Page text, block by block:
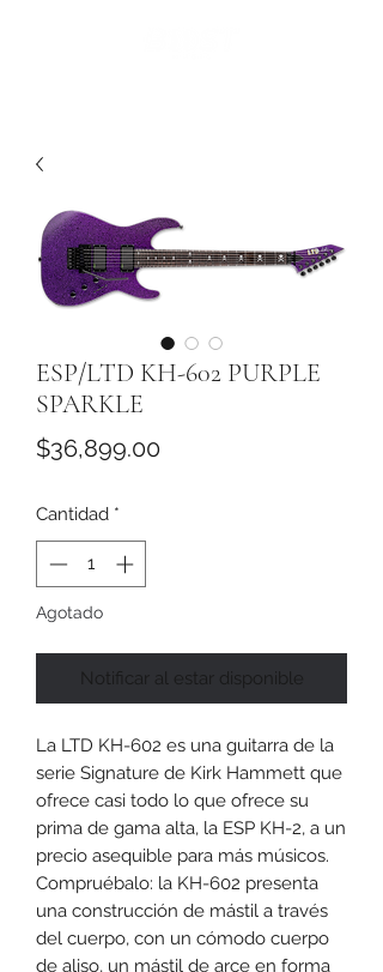
ESP/LTD KH-602 PURPLE
SPARKLE
$36,899.00Precio
Cantidad *
Agotado
Notificar al estar disponible
La LTD KH-602 es una guitarra de la
serie Signature de Kirk Hammett que
ofrece casi todo lo que ofrece su
prima de gama alta, la ESP KH-2, a un
precio asequible para más músicos.
Compruébalo: la KH-602 presenta
una construcción de mástil a través
del cuerpo, con un cómodo cuerpo
de aliso, un mástil de arce en forma